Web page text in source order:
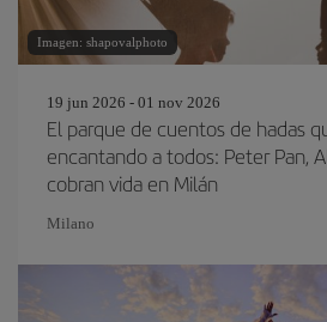
Imagen: shapovalphoto
19 jun 2026 - 01 nov 2026
El parque de cuentos de hadas
encantando a todos: Peter Pan,
cobran vida en Milán
Milano